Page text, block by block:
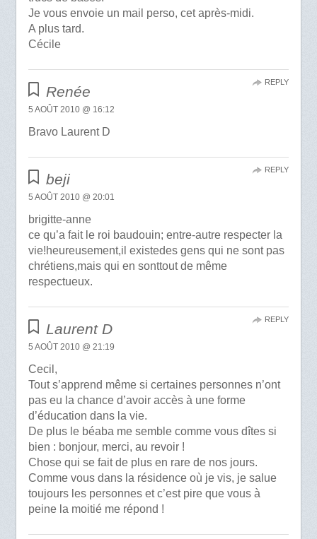
Je vous envoie un mail perso, cet après-midi.
A plus tard.
Cécile
Renée
5 AOÛT 2010 @ 16:12
Bravo Laurent D
REPLY
beji
5 AOÛT 2010 @ 20:01
brigitte-anne
ce qu’a fait le roi baudouin; entre-autre respecter la
vie!heureusement,il existedes gens qui ne sont pas
chrétiens,mais qui en sonttout de même
respectueux.
REPLY
Laurent D
5 AOÛT 2010 @ 21:19
Cecil,
Tout s’apprend même si certaines personnes n’ont
pas eu la chance d’avoir accès à une forme
d’éducation dans la vie.
De plus le béaba me semble comme vous dîtes si
bien : bonjour, merci, au revoir !
Chose qui se fait de plus en rare de nos jours.
Comme vous dans la résidence où je vis, je salue
toujours les personnes et c’est pire que vous à
peine la moitié me répond !
REPLY